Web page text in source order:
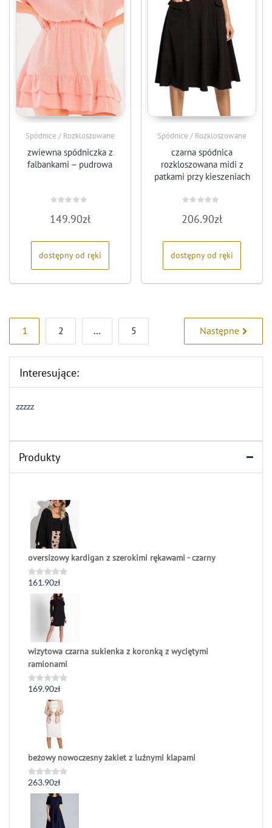
Spódnice / Rozkloszowane
zwiewna spódniczka z
falbankami – pudrowa
0149.90zł
dostępny od ręki
Spódnice / Rozkloszowane
czarna spódnica
rozkloszowana midi z
patkami przy kieszeniach
0
206.90zł
dostępny od ręki
Stronicowanie
wpisów
1 2 … 5 Następne
Interesujące:
zzzzz
Produkty
oversizowy kardigan z szerokimi rękawami - czarny
Oceniono
161.90zł
wizytowa czarna sukienka z koronką z wyciętymi
ramionami
Oceniono
169.90zł
beżowy nowoczesny żakiet z luźnymi klapami
Oceniono
0
263.90zł